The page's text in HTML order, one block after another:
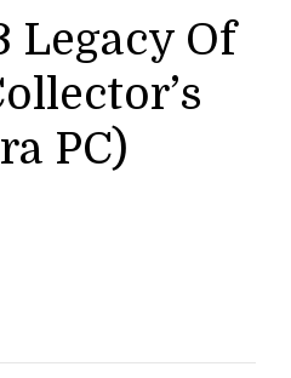
Legacy Of
PC)